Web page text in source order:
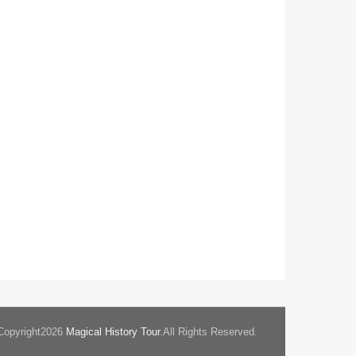
Magical History Tour.All Rights Reserved.